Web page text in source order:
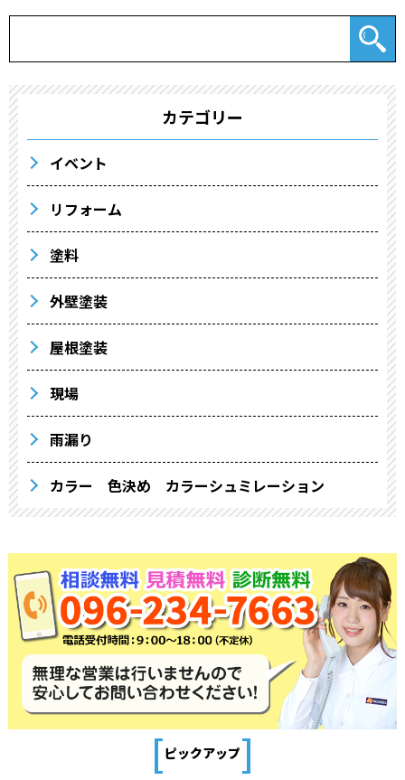
カテゴリー
イベント
リフォーム
塗料
外壁塗装
屋根塗装
現場
雨漏り
カラー 色決め カラーシュミレーション
[ピックアップ]